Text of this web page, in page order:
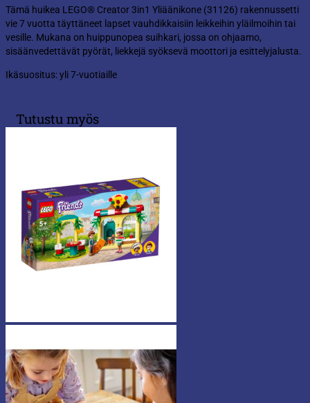
Tämä huikea LEGO® Creator 3in1 Yliäänikone (31126) rakennussetti
vie 7 vuotta täyttäneet lapset vauhdikkaisiin leikkeihin yläilmoihin tai
vesille. Mukana on huippunopea suihkari, jossa on ohjaamo,
sisäänvedettävät pyörät, liekkejä syöksevä moottori ja esittelyjalusta.
Ikäsuositus: yli 7-vuotiaille
Tutustu myös